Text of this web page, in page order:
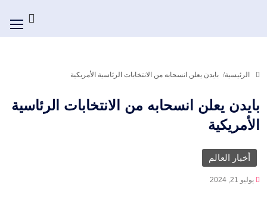
الرئيسية بايدن يعلن انسحابه من الانتخابات الرئاسية الأمريكية
بايدن يعلن انسحابه من الانتخابات الرئاسية
الأمريكية
أخبار العالم
يوليو 21, 2024